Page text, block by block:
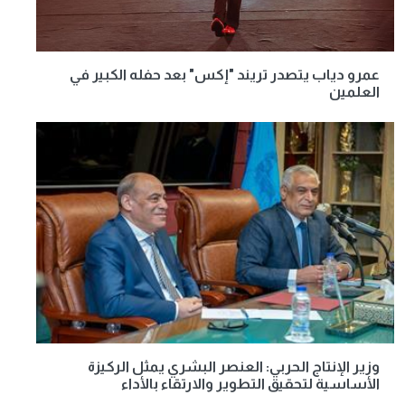
عمرو دياب يتصدر تريند "إكس" بعد حفله الكبير في
العلمين
وزير الإنتاج الحربي: العنصر البشري يمثل الركيزة
الأساسية لتحقيق التطوير والارتقاء بالأداء